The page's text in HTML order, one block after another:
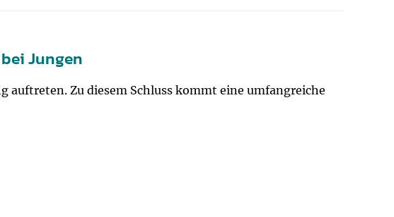
Jungen
auftreten. Zu diesem Schluss kommt eine umfangreiche